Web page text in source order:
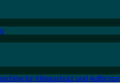
für Klimaschutz und